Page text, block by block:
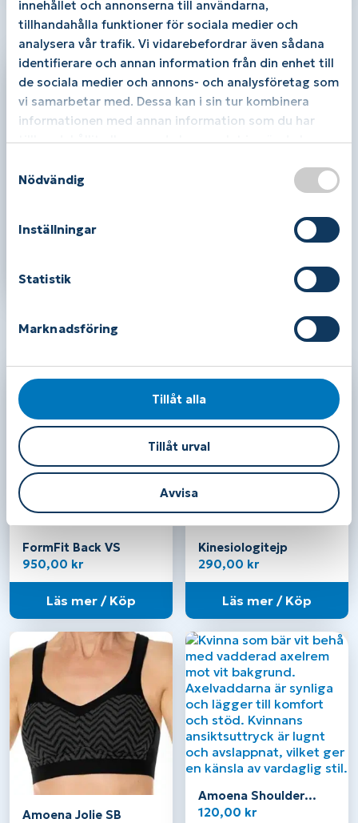
innehållet och annonserna till användarna,
tillhandahålla funktioner för sociala medier och
analysera vår trafik. Vi vidarebefordrar även sådana
identifierare och annan information från din enhet till
de sociala medier och annons- och analysföretag som
vi samarbetar med. Dessa kan i sin tur kombinera
informationen med annan information som du har
tillhandahållit eller som de har samlat in när du har
Nödvändig
Inställningar
Statistik
Marknadsföring
Tillåt alla
Tillåt urval
Avvisa
Du kanske också gillar …
Amoena BH-förlängare
Läs mer / Köp
Relaterade produkter
FormFit Back VS
950,00 kr
Läs mer / Köp
Kinesiologitejp
290,00 kr
Läs mer / Köp
Amoena Jolie SB
Amoena Shoulder
pads
120,00 kr